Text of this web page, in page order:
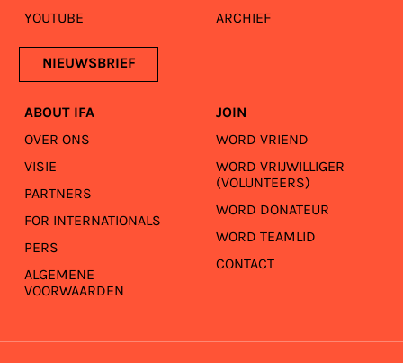
YOUTUBE
NIEUWSBRIEF
ARCHIEF
ABOUT IFA
OVER ONS
VISIE
PARTNERS
FOR INTERNATIONALS
PERS
ALGEMENE
VOORWAARDEN
JOIN
WORD VRIEND
WORD VRIJWILLIGER
(VOLUNTEERS)
WORD DONATEUR
WORD TEAMLID
CONTACT